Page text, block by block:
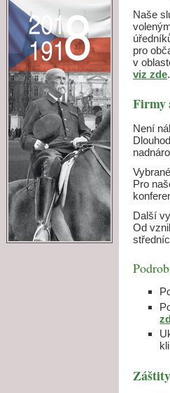
Naše
pro
v
viz zde.
Firmy
Není
Pro
Další
Od